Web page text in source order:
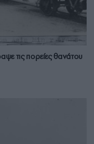
τις πορείες θανάτου